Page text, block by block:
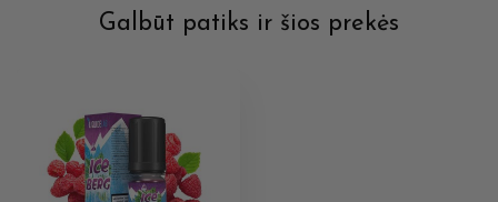
Galbūt patiks ir šios prekės